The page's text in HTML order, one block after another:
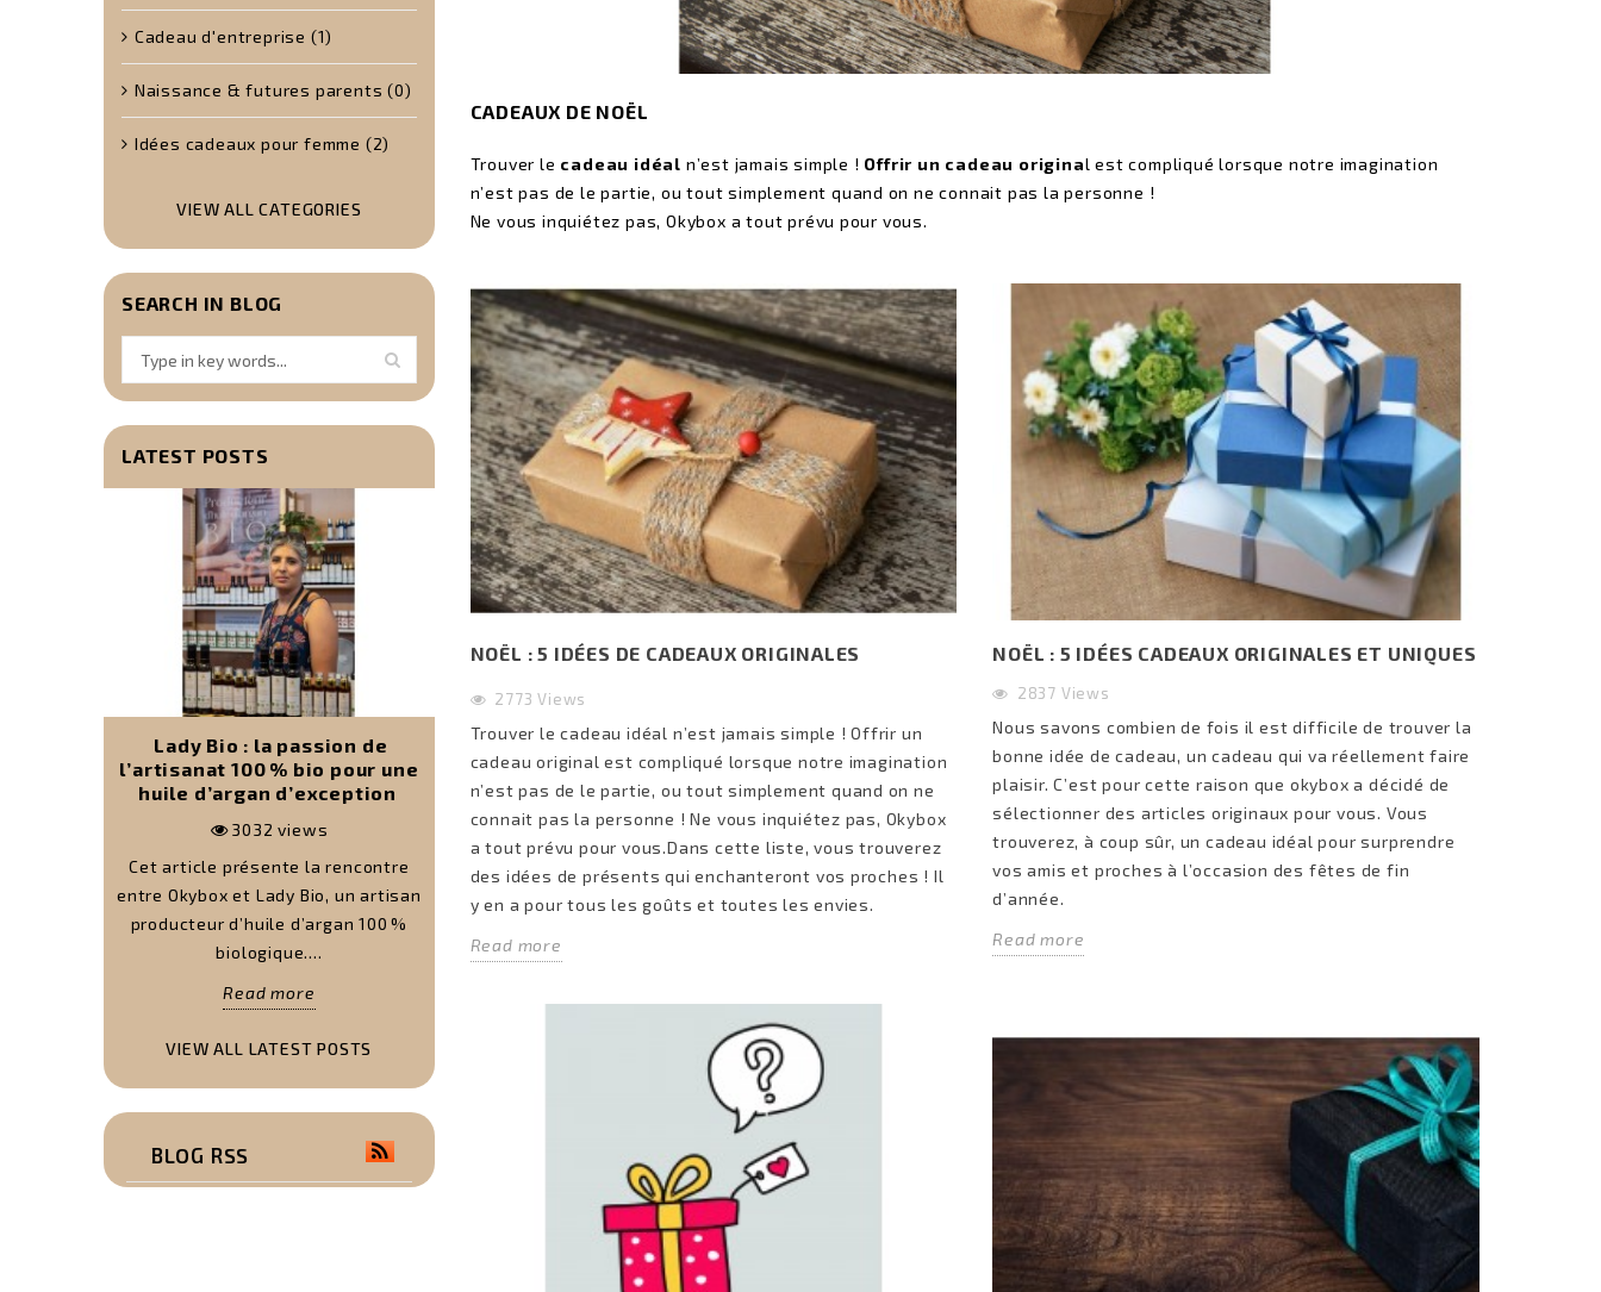
Cadeau d'entreprise (1)
Naissance & futures parents (0)
Idées cadeaux pour femme (2)
VIEW ALL CATEGORIES
SEARCH IN BLOG
LATEST POSTS
Lady Bio : la passion de
l’artisanat 100 % bio pour une
huile d’argan d’exception
3032views
Cet article présente la rencontre
entre Okybox et Lady Bio, un artisan
producteur d’huile d’argan 100 %
biologique....
Read more
Les 10 meilleures idées cadeau
pour une femme qui aime
cuisiner
3497views
A la cherche d’une idée cadeau pour
une femme qui aime cuisiner ? Nous
quelques...
Lady Bio : la passion de
l’artisanat 100 % bio pour une
huile d’argan d’exception
3032views
Cet article présente la rencontre
entre Okybox et Lady Bio, un artisan
Les 10 meilleures idées cadeau
pour une femme qui aime
cuisiner
views
A la cherche d’une idée cadeau pour
VIEW ALL LATEST POSTS
BLOG RSS
CADEAUX DE NOËL
Trouver le cadeau idéal n’est jamais simple ! Offrir un cadeau original est compliqué lorsque notre imagination
n’est pas de le partie, ou tout simplement quand on ne connait pas la personne !
Ne vous inquiétez pas, Okybox a tout prévu pour vous.
NOËL : 5 IDÉES DE CADEAUX ORIGINALES
2773Views
Trouver le cadeau idéal n’est jamais simple ! Offrir un
cadeau original est compliqué lorsque notre imagination
n’est pas de le partie, ou tout simplement quand on ne
connait pas la personne ! Ne vous inquiétez pas, Okybox
a tout prévu pour vous.Dans cette liste, vous trouverez
des idées de présents qui enchanteront vos proches ! Il
y en a pour tous les goûts et toutes les envies.
Read more
NOËL : 5 IDÉES CADEAUX ORIGINALES ET UNIQUES
2837 Views
Nous savons combien de fois il est difficile de trouver la
bonne idée de cadeau, un cadeau qui va réellement faire
plaisir. C’est pour cette raison que okybox a décidé de
sélectionner des articles originaux pour vous. Vous
trouverez, à coup sûr, un cadeau idéal pour surprendre
vos amis et proches à l’occasion des fêtes de fin
d’année.
Read more